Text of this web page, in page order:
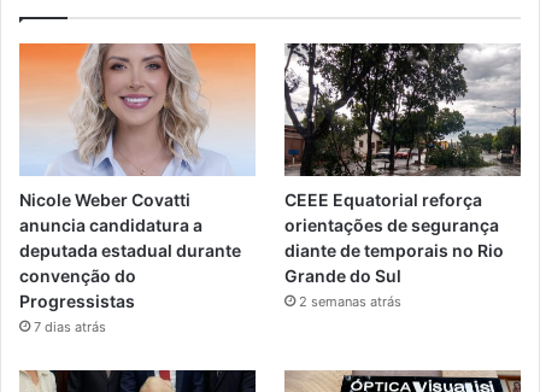
Nicole Weber Covatti
anuncia candidatura a
deputada estadual durante
convenção do
Progressistas
7 dias atrás
CEEE Equatorial reforça
orientações de segurança
diante de temporais no Rio
Grande do Sul
2 semanas atrás